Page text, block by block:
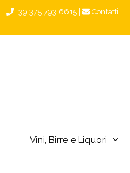
+39 375 793 6615 Contatti
Vini, Birre e Liquori